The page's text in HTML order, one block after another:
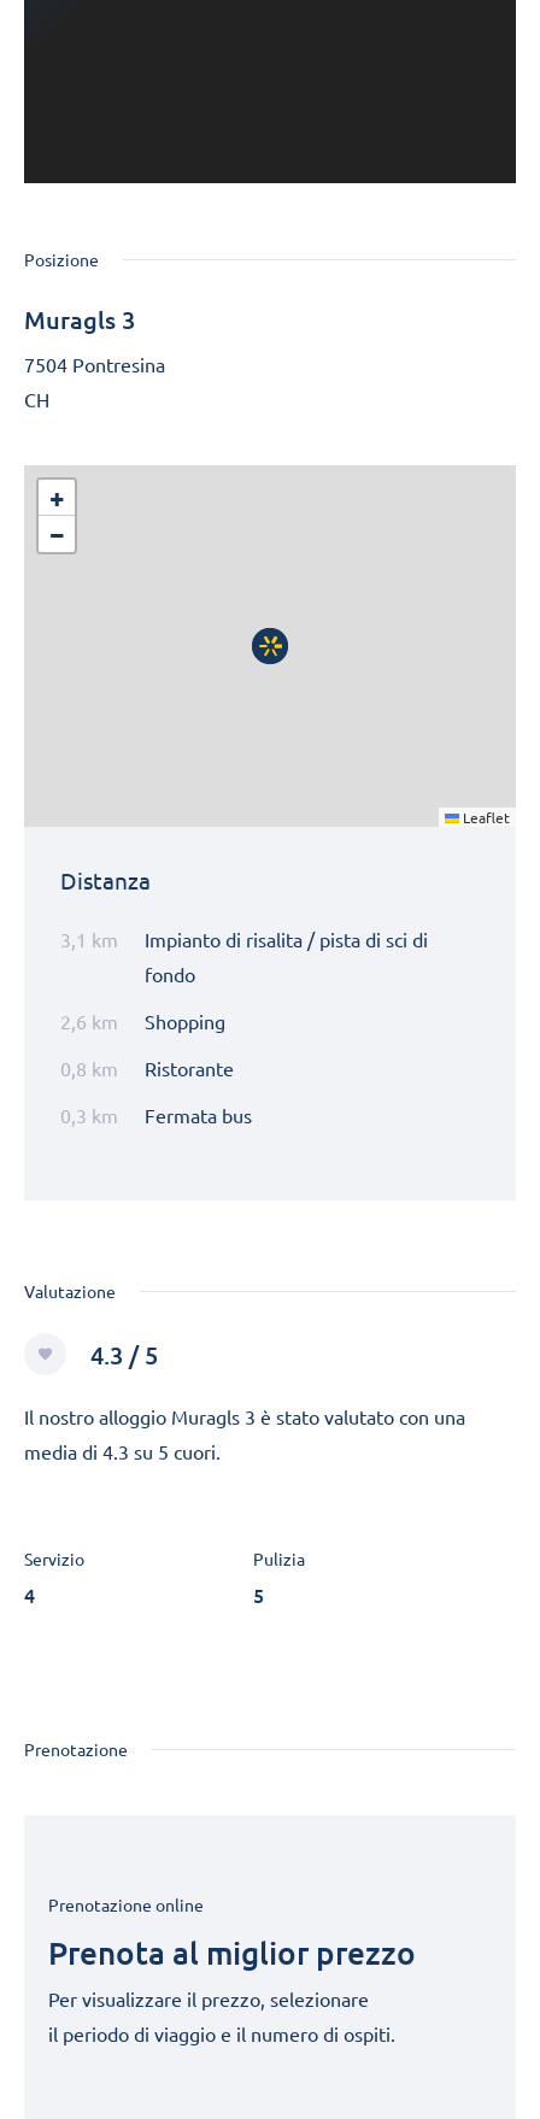
Posizione
Muragls 3
7504 Pontresina
CH
+
−
Leaflet
Distanza
Impianto di risalita / pista di sci di
fondo
3,1 km
Shopping
2,6 km
Ristorante
0,8 km
Fermata bus
0,3 km
Valutazione
4.3 / 5
Il nostro alloggio Muragls 3 è stato valutato con una
media di 4.3 su 5 cuori.
Servizio
4
Pulizia
5
Prenotazione
Prenotazione online
Prenota al miglior prezzo
Per visualizzare il prezzo, selezionare
il periodo di viaggio e il numero di ospiti.